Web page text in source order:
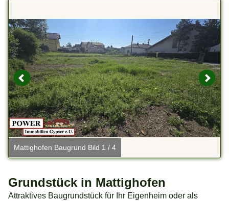
Mattighofen Baugrund Bild 1 / 4
Grundstück in Mattighofen
Attraktives Baugrundstück für Ihr Eigenheim oder als